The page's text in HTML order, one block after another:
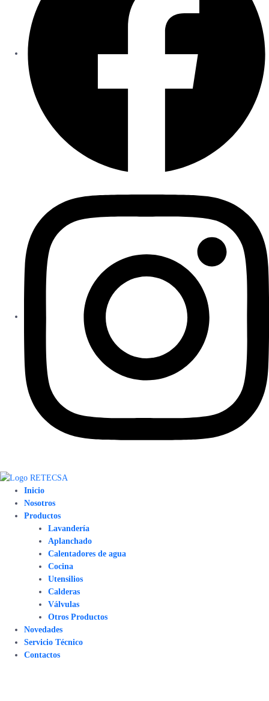
Inicio
Nosotros
Productos
Lavandería
Aplanchado
Calentadores de agua
Cocina
Utensilios
Calderas
Válvulas
Otros Productos
Novedades
Servicio Técnico
Contactos